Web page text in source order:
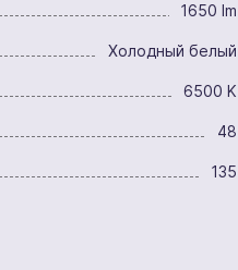
1650 lm
Холодный белый
6500 K
48
135